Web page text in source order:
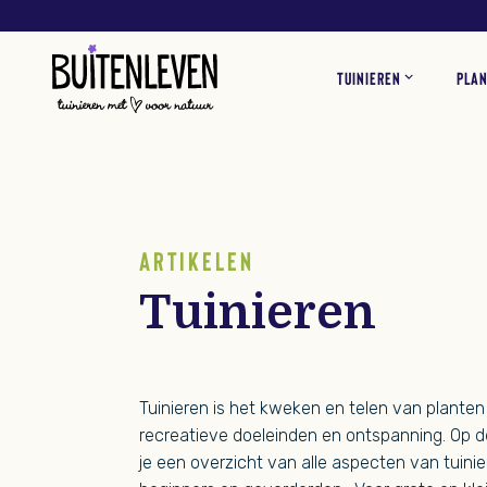
TUINIEREN
ARTIKELEN
Tuinieren
Tuinieren is het kweken en telen van
recreatieve doeleinden en ontspanning. Op
je een overzicht van alle aspecten van